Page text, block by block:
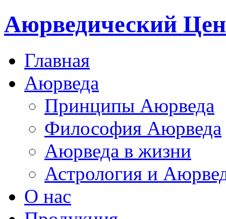
Аюрведический
Главная
Аюрведа
Принципы Аюрведа
Философия Аюрведа
Аюрведа в жизни
Астрология и
О нас